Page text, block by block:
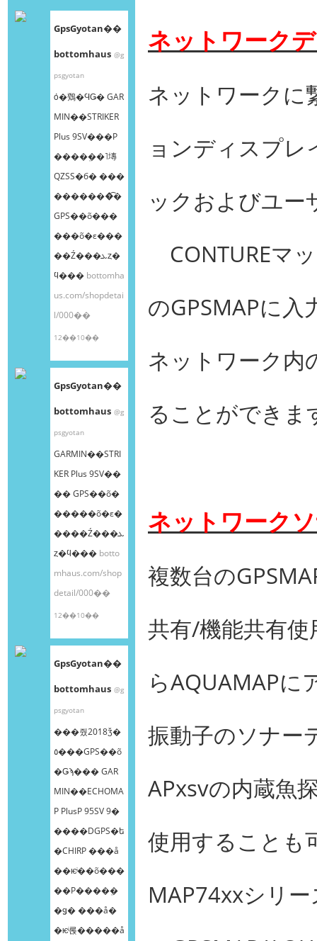
GpsGyotan��
bottomhaus @g
psgyotan
ȯ�䳫�ϤǤ� GAR
MIN��STRIKER
Plus 9SV���Ρ
����ܸ��˥塼
QZSS�б� ���
�������͡�
GPS��õ���
���õ�ε���
��Ź���ܥȥ�
ϥ��� bottomha
us.com/shopdetai
l/000��
12��10��
GpsGyotan��
bottomhaus @g
psgyotan
GARMIN��STRI
KER Plus 9SV��
�� GPS��õ�
�����õ�ε�
����Ź���ܥ
ȥ�ϥ��� botto
mhaus.com/shop
detail/000��
12��10��
GpsGyotan��
bottomhaus @g
psgyotan
���줬2018ǯ�
٥���GPS��õ
�Ǥϡ��� GAR
MIN��ECHOMA
P PlusP 95SV 9�
����DGPS�ե
�CHIRP ���å
��ѥͥ��õ���
��Ρ����ܸ�
�ǥ� ���å�
�ѥͥ롡�����å
ネットワーク
ネットワークに
ョンディスプ
ックおよびユー
CONTUREマ
のGPSMAPに
ネットワーク内
ることができま
ネットワーク
複数台の
共有/機能共有
らAQUAMAPに
振動子のソナー
APxsvの内蔵魚
使用することも
MAP74xxシリ